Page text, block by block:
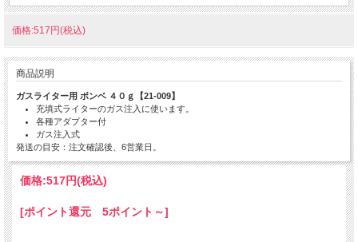
価格:517円(税込)
商品説明
ガスライター用 ボンベ ４０ｇ【21-009】
充填式ライターのガス注入に使います。
各種アダプター付
ガス注入式
発送の目安：注文確認後、6営業日。
価格:517円(税込)
[ポイント還元 5ポイント～]